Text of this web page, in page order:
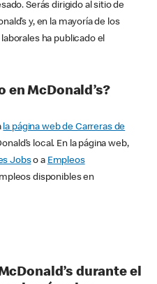
Serás dirigido al sitio de
y, en la mayoría de los
ha publicado el
McDonald’s?
la página web de Carreras de
local. En la página web,
Jobso a Empleos
disponibles en
durante el